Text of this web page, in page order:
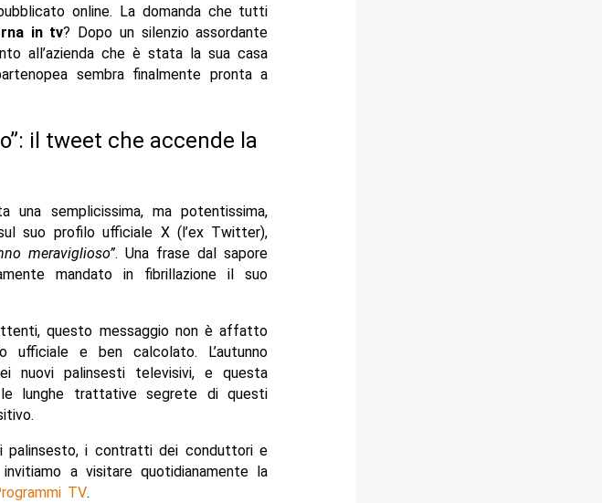
online. La domanda che tutti
in tv? Dopo un silenzio assordante
all’azienda che è stata la sua casa
sembra finalmente pronta a
il tweet che accende la
semplicissima, ma potentissima,
suo profilo ufficiale X (l’ex Twitter),
meraviglioso”. Una frase dal sapore
mandato in fibrillazione il suo
questo messaggio non è affatto
ufficiale e ben calcolato. L’autunno
nuovi palinsesti televisivi, e questa
lunghe trattative segrete di questi
palinsesto, i contratti dei conduttori e
a visitare quotidianamente la
TV.